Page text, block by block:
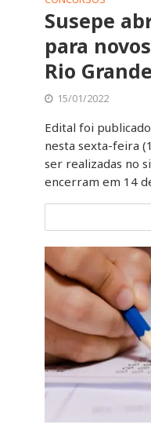
Susepe
para
Rio
15/01/2022
Edital foi
nesta sexta-feira
ser realizadas no
encerram em 14